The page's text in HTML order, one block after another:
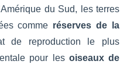
du Sud, les terres
comme réserves de la
de reproduction le plus
pour les oiseaux de